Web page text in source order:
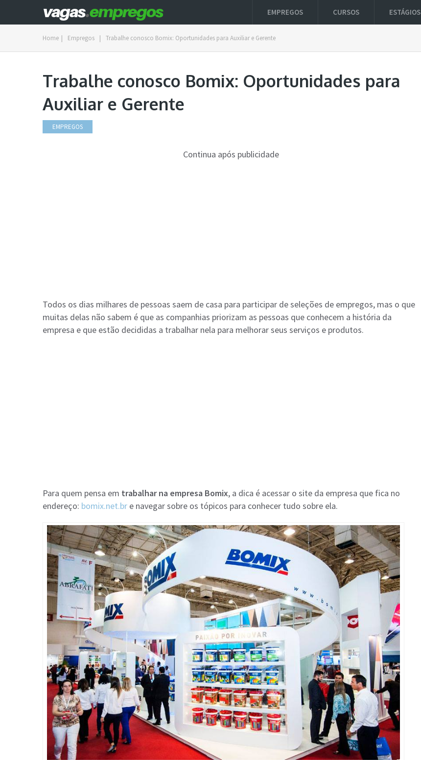
EMPREGOS CURSOS ESTÁGIOS
Home | Empregos | Trabalhe conosco Bomix: Oportunidades para Auxiliar e Gerente
Trabalhe conosco Bomix: Oportunidades para
Auxiliar e Gerente
EMPREGOS
Continua após publicidade
Todos os dias milhares de pessoas saem de casa para participar de seleções de empregos, mas o que
muitas delas não sabem é que as companhias priorizam as pessoas que conhecem a história da
empresa e que estão decididas a trabalhar nela para melhorar seus serviços e produtos.
Para quem pensa em trabalhar na empresa Bomix, a dica é acessar o site da empresa que fica no
endereço: bomix.net.br e navegar sobre os tópicos para conhecer tudo sobre ela.